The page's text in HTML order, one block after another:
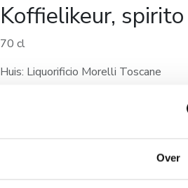
Over
Koffielikeur,
70 cl
Huis: Liquorificio Morelli Toscane
Deze koffielikeur wordt als “shotje”
Maar is zeker ook het